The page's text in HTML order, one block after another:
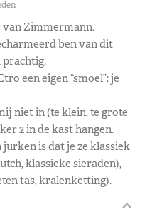
Zimmermann.
ben van dit
prachtig.
een eigen “smoel”; je
niet in (te klein, te grote
2 in de kast hangen.
is dat je ze klassiek
klassieke sieraden),
tas, kralenketting).